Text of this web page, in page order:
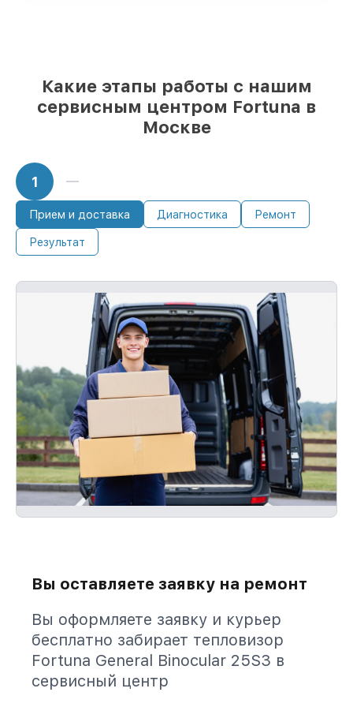
Какие этапы работы с нашим
сервисным центром Fortuna в
Москве
1
Прием и доставка Диагностика Ремонт
Результат
Вы оставляете заявку на ремонт
Вы оформляете заявку и курьер
бесплатно забирает тепловизор
Fortuna General Binocular 25S3 в
сервисный центр